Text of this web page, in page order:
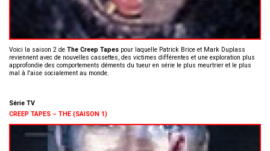
Voici la saison 2 de The Creep Tapes pour laquelle Patrick Brice et Mark Duplass
reviennent avec de nouvelles cassettes, des victimes différentes et une exploration plus
approfondie des comportements déments du tueur en série le plus meurtrier et le plus
mal à l'aise socialement au monde.
Série TV
CREEP TAPES – THE (SAISON 1)